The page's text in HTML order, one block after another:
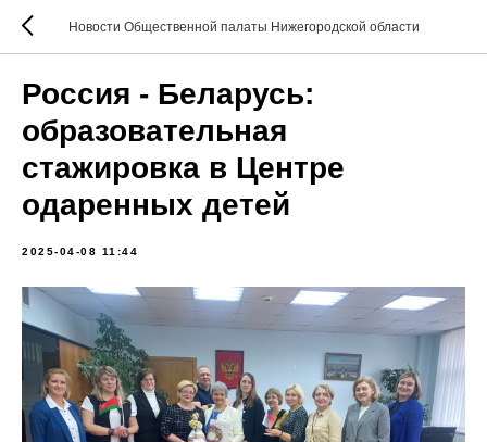
Новости Общественной палаты Нижегородской области
Россия - Беларусь:
образовательная
стажировка в Центре
одаренных детей
2025-04-08 11:44